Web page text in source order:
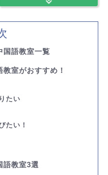
国語教室一覧
室がおすすめ！
たい
たい！
語教室3選